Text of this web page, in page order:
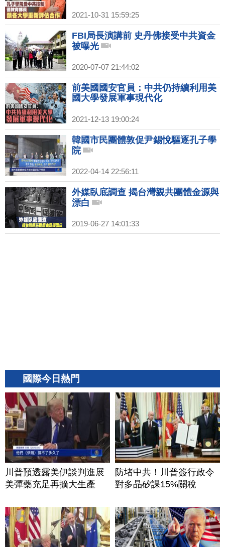
2021-10-31 15:59:25
FBI局長演講前 史丹佛接受中共資金
被曝光
2020-07-07 21:44:02
前美國國安官員：中共仍持續利用美
國大學發展軍事現代化
2021-12-13 19:00:24
韓國市民團體敦促尹錫悅驅逐孔子學
院
2022-04-14 22:56:11
外媒臥底調查 揭台灣親共團體金源與
漂白
2019-06-27 14:01:33
國際今日熱門
川普預透露美伊談判進展
美彈藥充足再擴大生產
防堵中共！川普簽行政令
對多晶矽課15%關稅